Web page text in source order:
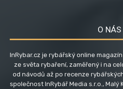
O NÁS
InRybar.cz je rybářský online
ze světa rybaření, zaměřený i na
od návodů až po recenze
společnost InRybář Media s.r.o., Malý